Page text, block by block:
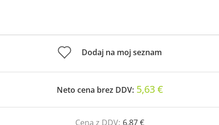
Dodaj na moj seznam
Neto cena brez DDV: 5,63 €
Cena z DDV: 6,87 €